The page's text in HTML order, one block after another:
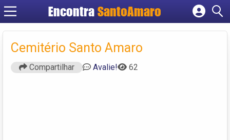
Encontra SantoAmaro
Cadastrar empresa
Criar conta
Cemitério Santo Amaro
Compartilhar Avalie! 62